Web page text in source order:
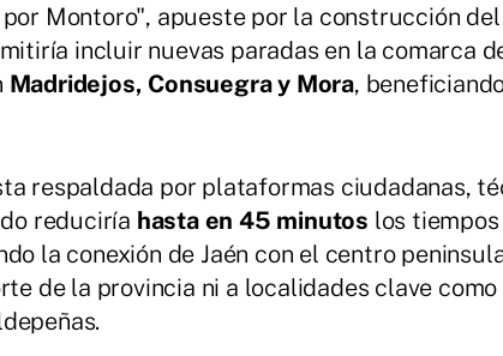
Montoro", apueste por la construcción
incluir nuevas paradas en la comarca
Madridejos, Consuegra y Mora,
respaldada por plataformas ciudadanas,
reduciría hasta en 45 minutos los
la conexión de Jaén con el centro
de la provincia ni a localidades clave como